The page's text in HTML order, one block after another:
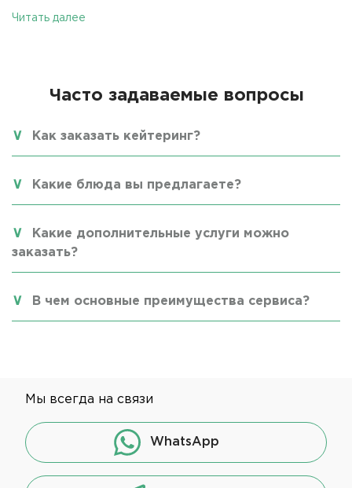
Читать далее
Часто задаваемые вопросы
Как заказать кейтеринг?
Какие блюда вы предлагаете?
Какие дополнительные услуги можно
заказать?
В чем основные преимущества сервиса?
Мы всегда на связи
WhatsApp